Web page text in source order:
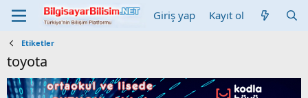
Giriş yap Kayıt ol
Etiketler
toyota